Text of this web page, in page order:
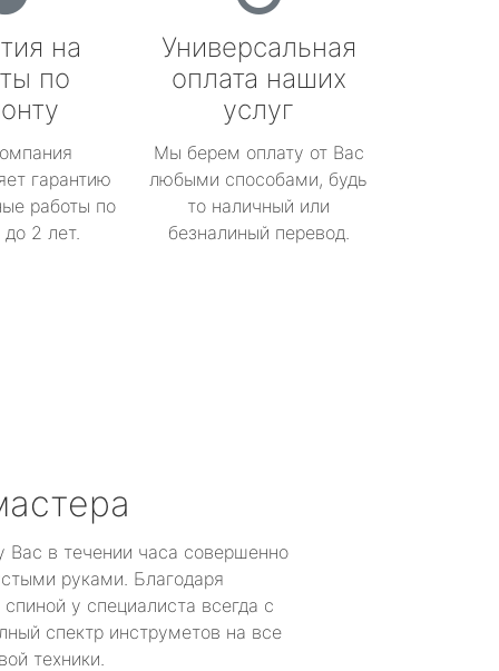
на
по
гарантию
работы по
2 лет.
Универсальная
оплата наших
услуг
Мы берем оплату от Вас
любыми способами, будь
то наличный или
безналиный перевод.
Вас в течении часа совершенно
руками. Благодаря
у специалиста всегда с
спектр инструметов на все
техники.